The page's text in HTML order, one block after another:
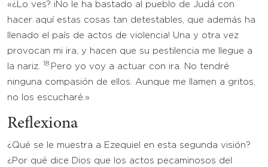
«¿Lo ves? ¡No le ha bastado al pueblo de Judá con
hacer aquí estas cosas tan detestables, que además ha
llenado el país de actos de violencia! Una y otra vez
provocan mi ira, y hacen que su pestilencia me llegue a
la nariz.
18 Pero yo voy a actuar con ira. No tendré
ninguna compasión de ellos. Aunque me llamen a gritos,
no los escucharé.»
Reflexiona
¿Qué se le muestra a Ezequiel en esta segunda visión?
¿Por qué dice Dios que los actos pecaminosos del